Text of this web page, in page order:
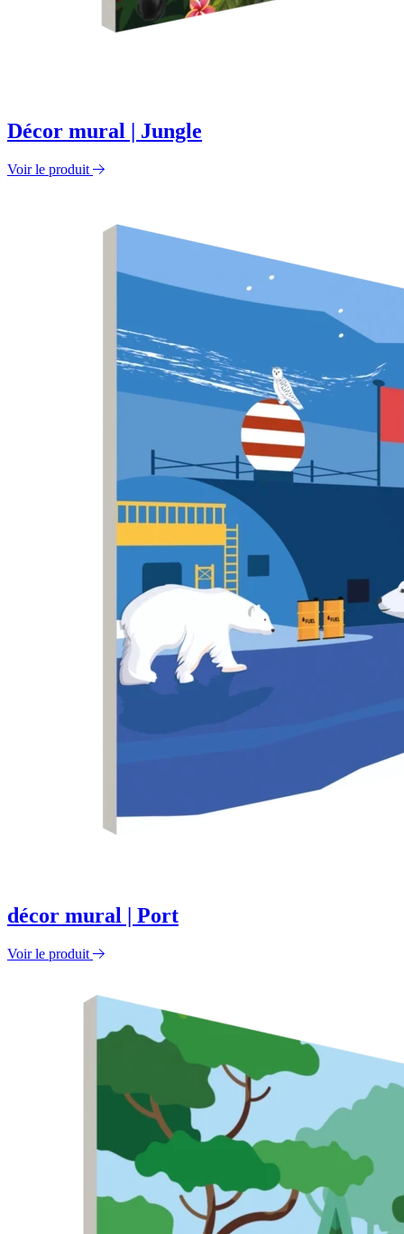
Décor mural | Jungle
Voir le produit
décor mural | Port
Voir le produit